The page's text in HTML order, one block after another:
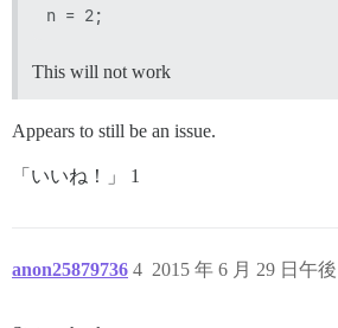
This will not work
Appears to still be an issue.
「いいね！」 1
anon25879736 2015 年 6 月 29 日午
4